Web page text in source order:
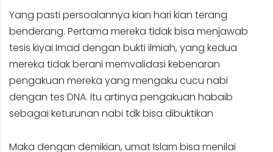
Yang pasti persoalannya kian hari kian terang
benderang. Pertama mereka tidak bisa menjawab
tesis kiyai Imad dengan bukti ilmiah, yang kedua
mereka tidak berani memvalidasi kebenaran
pengakuan mereka yang mengaku cucu nabi
dengan tes DNA. Itu artinya pengakuan habaib
sebagai keturunan nabi tdk bisa dibuktikan
Maka dengan demikian, umat Islam bisa menilai